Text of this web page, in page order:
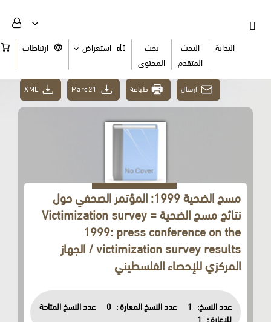
البحث
بحث
المحتوى
استعراض ارتباطات السلة
ارسال طباعة Marc21
مسح الضحية 1999: المؤتمر الصحفي حول
نتائج مسح الضحية = Victimization survey
1999: press conference on the
victimization survey results / الجهاز
المركزي للإحصاء الفلسطيني
عدد النسخ: 1 عدد النسخ المعارة : 0
عدد النسخ المتاحة
للاعارة :
1